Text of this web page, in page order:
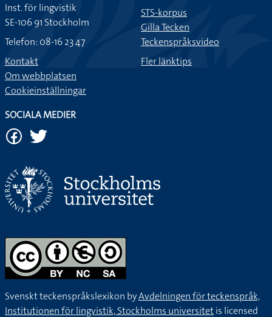
Inst. för lingvistik
SE-106 91 Stockholm
Telefon: 08-16 23 47
Kontakt
Om webbplatsen
Cookieinställningar
STS-korpus
Gilla Tecken
Teckenspråksvideo
Fler länktips
SOCIALA MEDIER
Svenskt teckenspråkslexikon byAvdelningen för teckenspråk,
Institutionen för lingvistik, Stockholms universitetis licensed